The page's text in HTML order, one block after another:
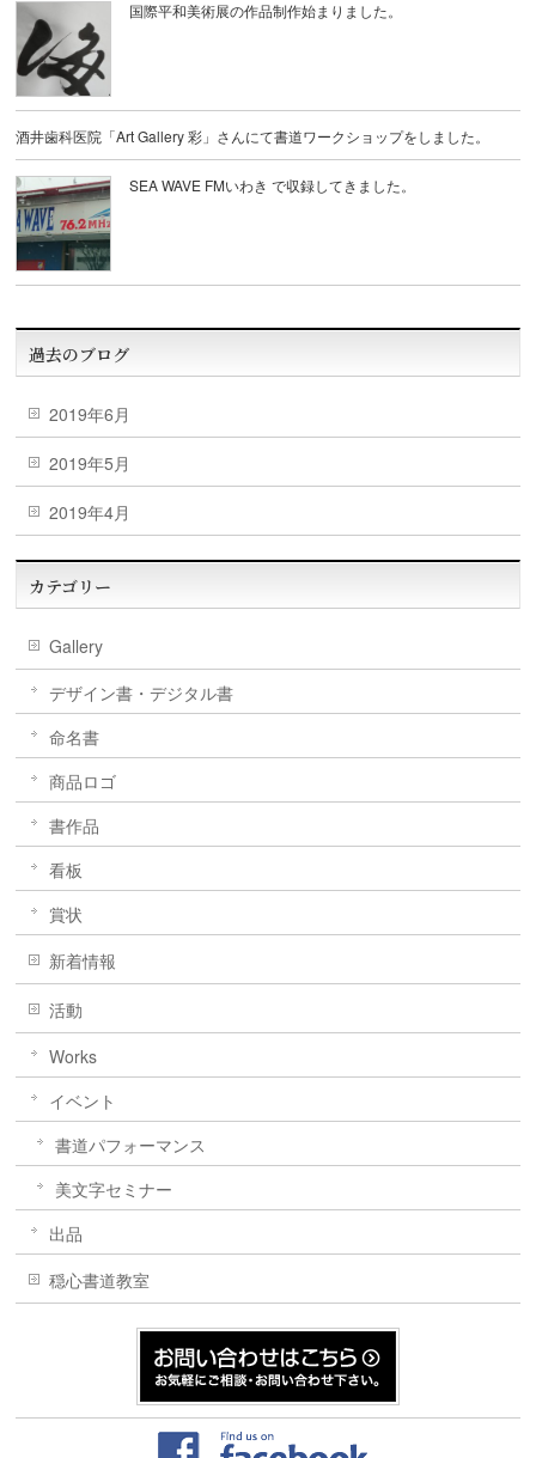
国際平和美術展の作品制作始まりました。
酒井歯科医院「Art Gallery 彩」さんにて書道ワークショップをしました。
SEA WAVE FMいわき で収録してきました。
過去のブログ
2019年6月
2019年5月
2019年4月
カテゴリー
Gallery
デザイン書・デジタル書
命名書
商品ロゴ
書作品
看板
賞状
新着情報
活動
Works
イベント
書道パフォーマンス
美文字セミナー
出品
穏心書道教室